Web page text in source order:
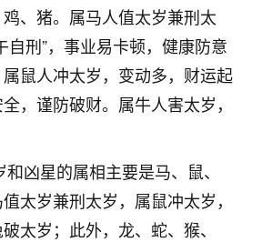
、猪。属马人值太岁兼刑太
自刑”，事业易卡顿，健康防意
鼠人冲太岁，变动多，财运起
，谨防破财。属牛人害太岁，
凶星的属相主要是马、鼠、
太岁兼刑太岁，属鼠冲太岁，
太岁；此外，龙、蛇、猴、
职加薪！！，请客吗？�
京 32
总是病病殃殃的，去检查又没什么大
不舒服。中医西医看遍了，找不到问
看到有人推荐慧来老师，跟老师聊过
开朗，也听老师建议，处理了一些因
来，身体比以前好多，主要是心情好
心转，现在深有体会了。